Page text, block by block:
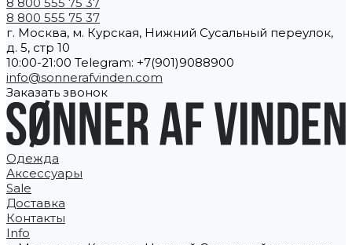
8 800 555 75 37
г. Москва, м. Курская, Нижний Сусальный переулок,
д. 5, стр 10
10:00-21:00 Telegram: +7(901)9088900
info@sonnerafvinden.com
Заказать звонок
Одежда
Аксессуары
Sale
Доставка
Контакты
Info